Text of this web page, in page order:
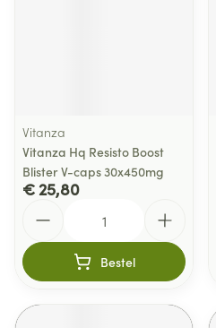
Vitanza
Vitanza Hq Resisto Boost
Blister V-caps 30x450mg
€ 25,80
Bestel